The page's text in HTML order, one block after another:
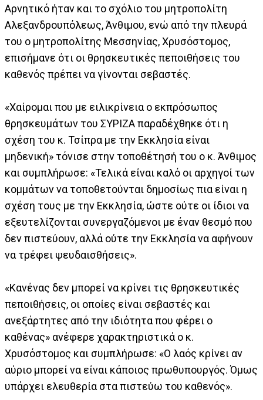
Αρνητικό ήταν και το σχόλιο του μητροπολίτη
Αλεξανδρουπόλεως, Άνθιμου, ενώ από την πλευρά
του ο μητροπολίτης Μεσσηνίας, Χρυσόστομος,
επισήμανε ότι οι θρησκευτικές πεποιθήσεις του
καθενός πρέπει να γίνονται σεβαστές.
«Χαίρομαι που με ειλικρίνεια ο εκπρόσωπος
θρησκευμάτων του ΣΥΡΙΖΑ παραδέχθηκε ότι η
σχέση του κ. Τσίπρα με την Εκκλησία είναι
μηδενική» τόνισε στην τοποθέτησή του ο κ. Άνθιμος
και συμπλήρωσε: «Τελικά είναι καλό οι αρχηγοί των
κομμάτων να τοποθετούνται δημοσίως πια είναι η
σχέση τους με την Εκκλησία, ώστε ούτε οι ίδιοι να
εξευτελίζονται συνεργαζόμενοι με έναν θεσμό που
δεν πιστεύουν, αλλά ούτε την Εκκλησία να αφήνουν
να τρέφει ψευδαισθήσεις».
«Κανένας δεν μπορεί να κρίνει τις θρησκευτικές
πεποιθήσεις, οι οποίες είναι σεβαστές και
ανεξάρτητες από την ιδιότητα που φέρει ο
καθένας» ανέφερε χαρακτηριστικά ο κ.
Χρυσόστομος και συμπλήρωσε: «Ο λαός κρίνει αν
αύριο μπορεί να είναι κάποιος πρωθυπουργός. Όμως
υπάρχει ελευθερία στα πιστεύω του καθενός».